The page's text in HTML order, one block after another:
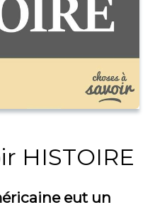
HISTOIRE
eut un